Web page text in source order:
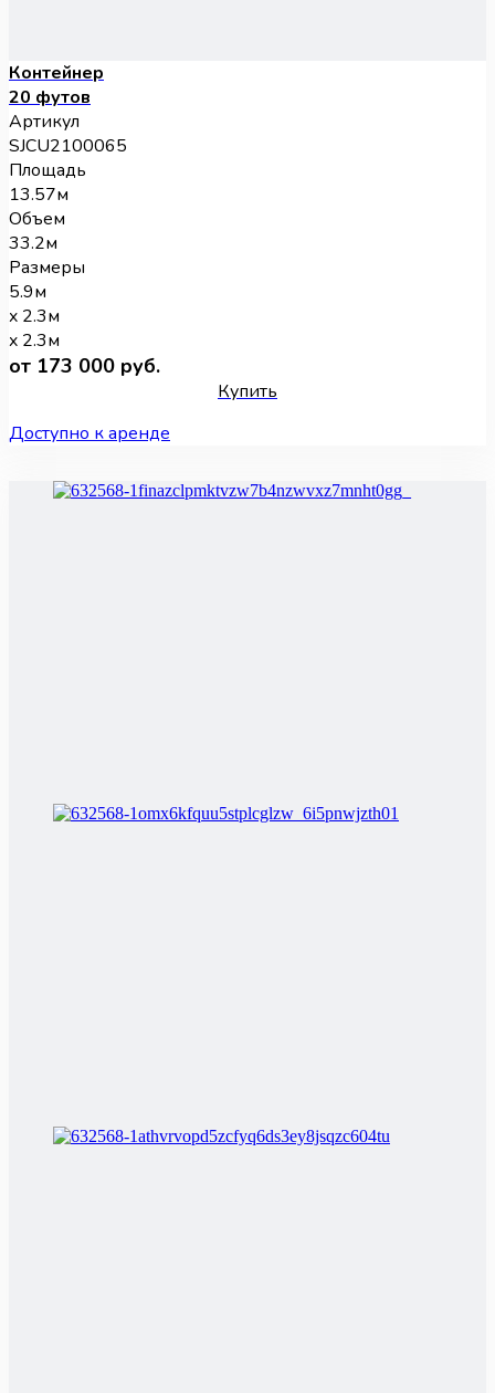
Контейнер
20 футов
Артикул
SJCU2100065
Площадь
13.57м
Объем
33.2м
Размеры
5.9м
x 2.3м
x 2.3м
от 173 000 руб.
Купить
Доступно к аренде